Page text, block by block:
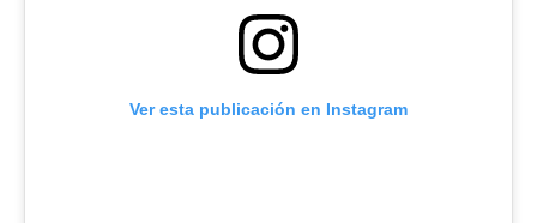
Ver esta publicación en Instagram